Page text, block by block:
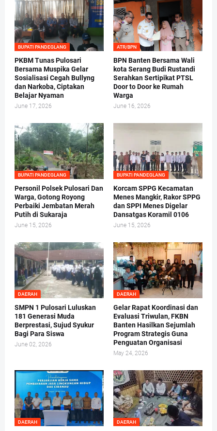
BUPATI PANDEGLANG
PKBM Tunas Pulosari
Bersama Muspika Gelar
Sosialisasi Cegah Bullyng
dan Narkoba, Ciptakan
Belajar Nyaman
June 17, 2026
ATR/BPN
BPN Banten Bersama Wali
kota Serang Budi Rustandi
Serahkan Sertipikat PTSL
Door to Door ke Rumah
Warga
June 16, 2026
BUPATI PANDEGLANG
Personil Polsek Pulosari Dan
Warga, Gotong Royong
Perbaiki Jembatan Merah
Putih di Sukaraja
June 15, 2026
BUPATI PANDEGLANG
Korcam SPPG Kecamatan
Menes Mangkir, Rakor SPPG
dan SPPI Menes Digelar
Dansatgas Koramil 0106
June 15, 2026
DAERAH
SMPN 1 Pulosari Luluskan
181 Generasi Muda
Berprestasi, Sujud Syukur
Bagi Para Siswa
June 02, 2026
DAERAH
Gelar Rapat Koordinasi dan
Evaluasi Triwulan, FKBN
Banten Hasilkan Sejumlah
Program Strategis Guna
Penguatan Organisasi
May 24, 2026
DAERAH DAERAH